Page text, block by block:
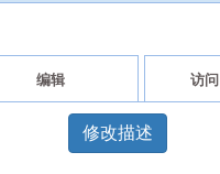
编辑 访问
修改描述